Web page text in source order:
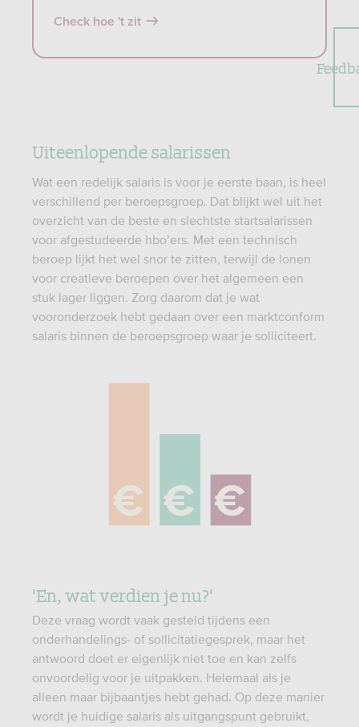
Check hoe 't zit
Uiteenlopende salarissen
Wat een redelijk salaris is voor je eerste baan, is heel
verschillend per beroepsgroep. Dat blijkt wel uit het
overzicht van de beste en slechtste startsalarissen
voor afgestudeerde hbo’ers. Met een technisch
beroep lijkt het wel snor te zitten, terwijl de lonen
voor creatieve beroepen over het algemeen een
stuk lager liggen. Zorg daarom dat je wat
vooronderzoek hebt gedaan over een marktconform
salaris binnen de beroepsgroep waar je solliciteert.
'En, wat verdien je nu?'
Deze vraag wordt vaak gesteld tijdens een
onderhandelings- of sollicitatiegesprek, maar het
antwoord doet er eigenlijk niet toe en kan zelfs
onvoordelig voor je uitpakken. Helemaal als je
alleen maar bijbaantjes hebt gehad. Op deze manier
wordt je huidige salaris als uitgangspunt gebruikt,